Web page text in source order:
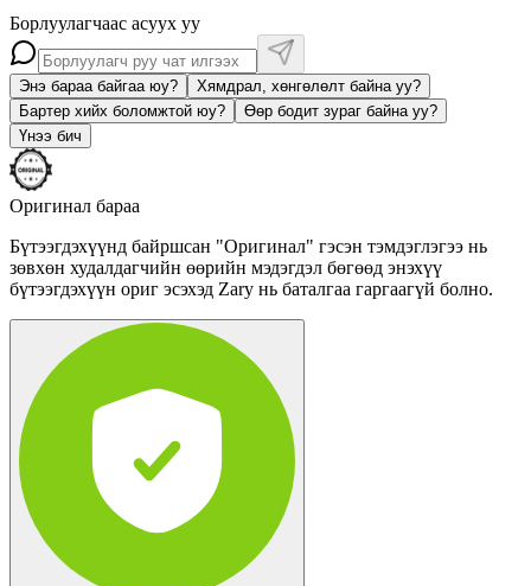
Борлуулагчаас асуух уу
Энэ бараа байгаа юу?
Хямдрал, хөнгөлөлт байна уу?
Бартер хийх боломжтой юу?
Өөр бодит зураг байна уу?
Үнээ бич
Оригинал бараа
Бүтээгдэхүүнд байршсан "Оригинал" гэсэн тэмдэглэгээ нь
зөвхөн худалдагчийн өөрийн мэдэгдэл бөгөөд энэхүү
бүтээгдэхүүн ориг эсэхэд Zary нь баталгаа гаргаагүй болно.